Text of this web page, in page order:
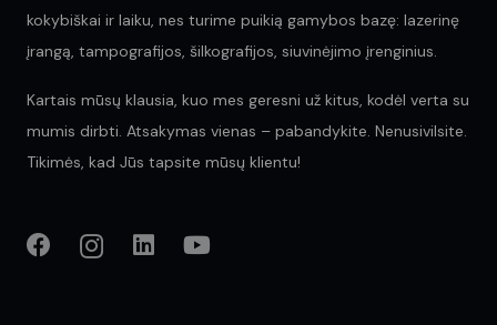
kokybiškai ir laiku, nes turime puikią gamybos bazę: lazerinę
įrangą, tampografijos, šilkografijos, siuvinėjimo įrenginius.
Kartais mūsų klausia, kuo mes geresni už kitus, kodėl verta su
mumis dirbti. Atsakymas vienas – pabandykite. Nenusivilsite.
Tikimės, kad Jūs tapsite mūsų klientu!